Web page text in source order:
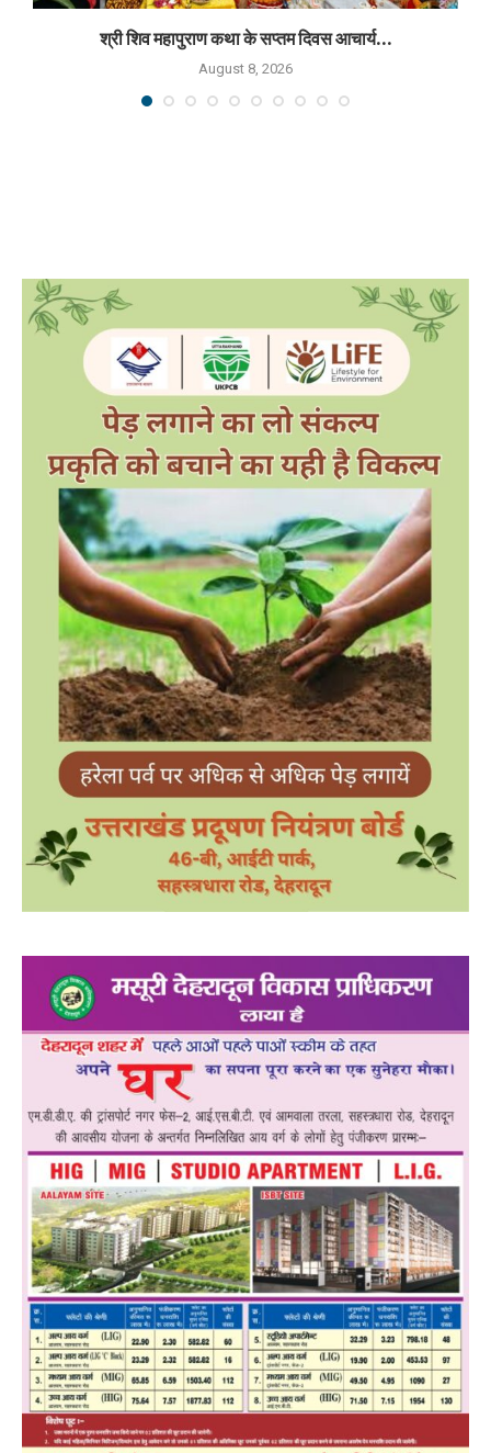
श्री शिव महापुराण कथा के सप्तम दिवस आचार्य...
August 8, 2026